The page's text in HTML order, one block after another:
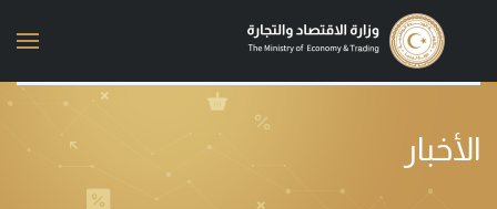
Skip to main content
الأخبار